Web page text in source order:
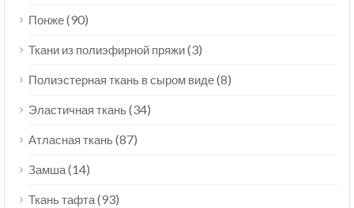
Понже(90)
Ткани из полиэфирной пряжи(3)
Полиэстерная ткань в сыром виде(8)
Эластичная ткань(34)
Атласная ткань(87)
Замша(14)
Ткань тафта(93)